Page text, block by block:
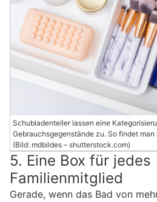
Schubladenteiler lassen eine
Gebrauchsgegenstände zu. So findet
(Bild: mdbildes – shutterstock.com)
5. Eine Box für jedes
Familienmitglied
Gerade, wenn das Bad von